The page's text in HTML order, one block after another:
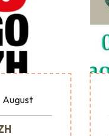
August